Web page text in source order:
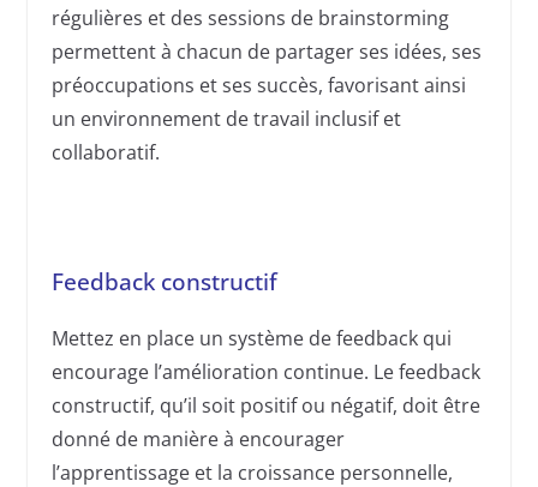
régulières et des sessions de brainstorming
permettent à chacun de partager ses idées, ses
préoccupations et ses succès, favorisant ainsi
un environnement de travail inclusif et
collaboratif.
Feedback constructif
Mettez en place un système de feedback qui
encourage l’amélioration continue. Le feedback
constructif, qu’il soit positif ou négatif, doit être
donné de manière à encourager
l’apprentissage et la croissance personnelle,